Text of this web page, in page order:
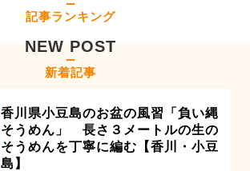
記事ランキング
NEW POST
新着記事
香川県小豆島のお盆の風習「負い縄
そうめん」 長さ３メートルの生の
そうめんを丁寧に編む【香川・小豆
島】